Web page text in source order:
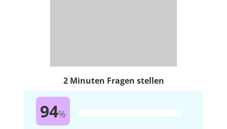
2 Minuten Fragen stellen
94%